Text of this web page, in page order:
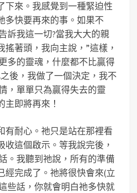
下來。我感覺到一種緊迫性
多快要再來的事。如果不
訴我這一切?當我大大的親
搖著頭，我向主說，”這樣，
多的靈魂，什麼都不比贏得
後，我做了一個決定，我不
，單單只為贏得失去的靈
主即將再來！
有耐心。祂只是站在那裡看
收這個啟示。等我說完後，
。我聽到祂說，所有的準備
經完成了。祂將很快會來(立
些話，你就會明白祂多快就